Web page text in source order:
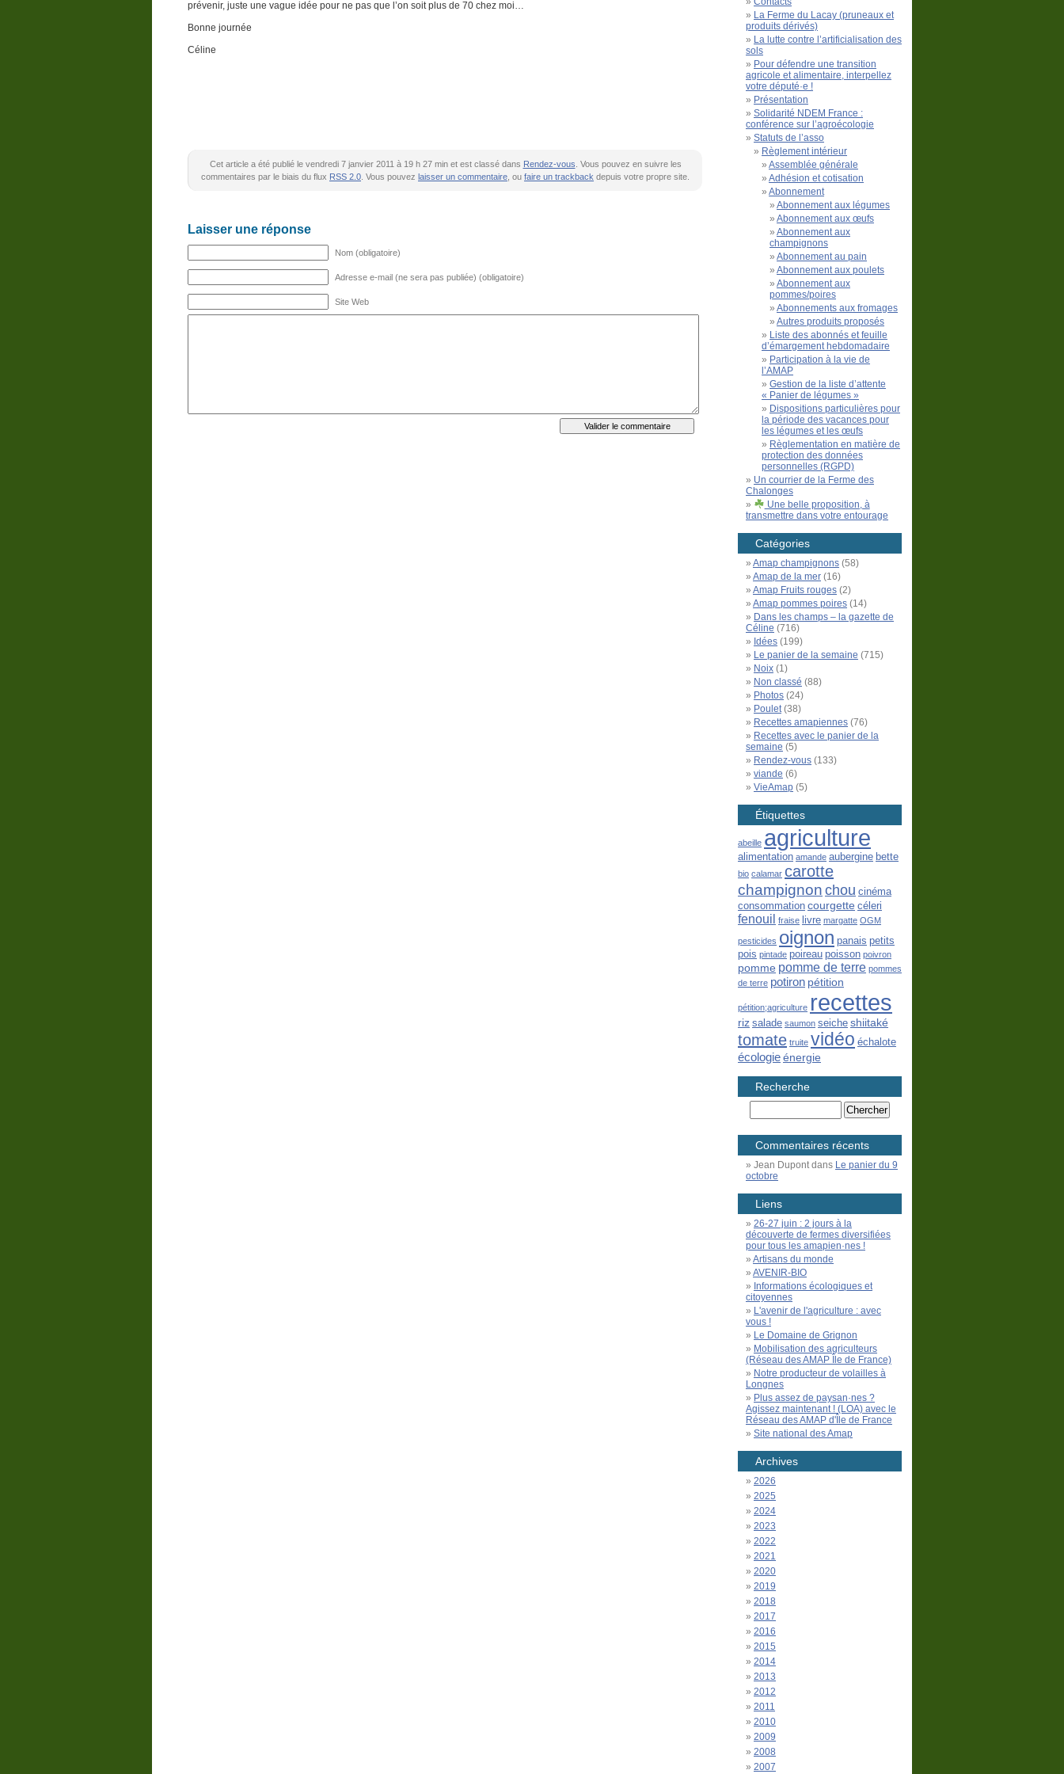
prévenir, juste une vague idée pour ne pas que l’on soit plus de 70 chez moi…
Bonne journée
Céline
Cet article a été publié le vendredi 7 janvier 2011 à 19 h 27 min et est classé dans Rendez-vous . Vous pouvez en suivre les
commentaires par le biais du flux RSS 2.0 . Vous pouvez laisser un commentaire , ou faire un trackback depuis votre propre site.
Laisser une réponse
Nom (obligatoire)
Adresse e-mail (ne sera pas publiée) (obligatoire)
Site Web
La Ferme du Lacay (pruneaux et
produits dérivés)
La lutte contre l’artificialisation des
sols
Pour défendre une transition
agricole et alimentaire, interpellez
votre député·e !
Présentation
Solidarité NDEM France :
conférence sur l’agroécologie
Statuts de l’asso
Règlement intérieur
Assemblée générale
Adhésion et cotisation
Abonnement
Abonnement aux légumes
Abonnement aux œufs
Abonnement aux
champignons
Abonnement au pain
Abonnement aux poulets
Abonnement aux
pommes/poires
Abonnements aux fromages
Autres produits proposés
Liste des abonnés et feuille
d’émargement hebdomadaire
Participation à la vie de
l’AMAP
Gestion de la liste d’attente
« Panier de légumes »
Dispositions particulières pour
la période des vacances pour
les légumes et les œufs
Règlementation en matière de
protection des données
personnelles (RGPD)
Un courrier de la Ferme des
Chalonges
Une belle proposition, à
transmettre dans votre entourage
Catégories
Amap champignons (58)
Amap de la mer (16)
Amap Fruits rouges (2)
Amap pommes poires (14)
Dans les champs – la gazette de
Céline (716)
Idées (199)
Le panier de la semaine (715)
Noix (1)
Non classé (88)
Photos (24)
Poulet(38)
Recettes amapiennes (76)
Recettes avec le panier de la
semaine (5)
Rendez-vous (133)
viande (6)
VieAmap (5)
Étiquettes
abeille agriculture
alimentation amande aubergine bette
bio calamar carotte
champignon chou cinéma
consommation courgette céleri
fenouil fraise livre margatte OGM
pesticides oignon panais petits
pois pintade poireau poisson poivron
pomme pomme de terre pommes
de terre potiron pétition
pétition;agriculture recettes
riz salade saumon seiche shiitaké
tomate truite vidéo échalote
écologieénergie
Recherche
Commentaires récents
Jean Dupontdans Le panier du 9
octobre
Liens
26-27 juin : 2 jours à la
découverte de fermes diversifiées
pour tous les amapien·nes !
Artisans du monde
AVENIR-BIO
Informations écologiques et
citoyennes
L'avenir de l'agriculture : avec
vous !
Le Domaine de Grignon
Mobilisation des agriculteurs
(Réseau des AMAP Île de France)
Notre producteur de volailles à
Longnes
Plus assez de paysan·nes ?
Agissez maintenant ! (LOA) avec le
Réseau des AMAP d'Île de France
Site national des Amap
Archives
2026
2025
2024
2023
2022
2021
2020
2019
2018
2017
2016
2015
2014
2013
2012
2011
2010
2009
2008
2007